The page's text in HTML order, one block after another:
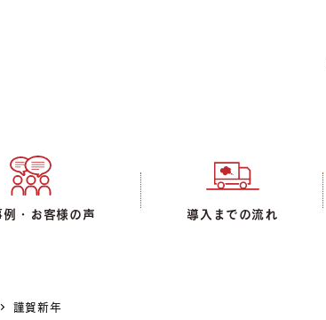
例・お客様の声 導入までの流れ
謹賀新年